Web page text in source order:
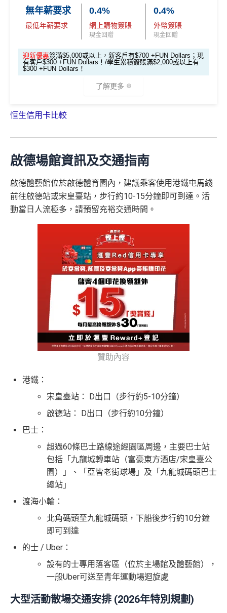
無得換里數
積分每年續期月計有效期24個月
日常簽賬回贈0.4%，唔算太吸引
*「恒生Travel+ Visa Signature卡 +FUN Dollars 獎賞計
劃」受有關條款及細則約束，回贈優惠期已延長至2026年
上 ，即可享簽賬回贈。每月額外回贈上限為$500 +FUN D
ment-and-services/chatbot-card-registration/?offer=travel
簽賬將合併計算。 合資格客戶於獲贈本台額外獎賞時，有
關指定信用卡戶口必須仍然有效及信用狀況良好，方可獲
贈有關獎賞。優惠受條款及細則約束，詳情請瀏覽恒生官
查看更多信用卡詳情及分析...
戶即可享$700 +FUN Dollars
迎舊優惠：現有恒生卡客戶都有
$300 +FUN Dollars
全日制大學/大專學生於批卡後首60日內累積簽賬滿HK
$2,000都有迎新優惠！
海外外幣簽賬可享高達 6% +FUN Dollars回贈、網上零
售簽賬可享高達5% +FUN Dollars回贈、自選簽賬類別
1% +FUN Dollars回贈
入息要求親民，學生都申請得！
網購及指定商戶、網上娛樂及網上服飾簽賬可享高達
8% +FUN Dollars
其他網購享高達5% +FUN Dollars
外幣簽賬享高達4% +FUN Dollars
無得換里數
積分每年續期月計有效期24個月
日常簽賬回贈0.4%，唔算太吸引
^「恒生MMPOWER World Mastercard 5% +FUN Dollar
s」受有關條款及細則約束，詳情請瀏覽 www.hangseng.c
om/content/dam/hase/rwd/personal/cards/pdfs/everyday_
優惠受條款及細則約束，詳情請瀏覽恒生官網
查看更多信用卡詳情及分析...
經里先生申請enJoy卡
里先生會員平台額外賞：成為新會員並經平台
申請獎賞賺額外38里賞金
全新信用卡客戶批卡後30日內簽夠HK$100，送
額外900里賞金* /HK$900Apple Gift Card/超市禮
券(3揀1)
立即申請！→MrMiles.hk/enjoy-apply
📝迎新表格：
MrMiles.hk/enjoy-form
申請後記得盡快填form先有額外獎賞㗎！
*每1里賞金≈ HK$1，可兌換FPS轉數快回贈！***2026年
4月30日或之前申請，填表呢邊：https://forms.gle/kxgn
ssv2SszCqxmp7
基本迎新：
推廣期：2026年1月2日起至2026年12月31日
發卡後首60日內，綁定enJoy卡至yuu獎賞計劃及憑卡
累積合資格零售簽賬滿HK$5,000，全新客戶可獲
積分，(相等於HK$700)；現有其他信用卡客戶
60,000 yuu積分，(相等於HK$300)！
全新客戶為現在及緊接申請日期前12個月內未曾持有任何
恒生信用卡 / 聯營卡 / 消費卡主卡之主卡申請人。 現有信
用卡客戶為現在及/ 或緊接申請日期前12個月內曾持有任
何恒生信用卡/聯營卡主卡（不包括消費卡及專享卡）之主
卡申請人。 如指定信用卡主卡及其附屬卡共用同一信用
賞時， 有關指定信用卡戶口必須仍然有效及信用狀況良
方可獲贈有關獎賞。 如客戶於申請日期前12個月內
獎賞。若客戶於開戶後13個月內取消有關信用卡戶口，並
已獲贈有關之迎新獎賞，則須繳付同等價值之金額作為手
續費。(包括恒生銀行及Mr.Miles 所提供的迎新獎賞)
容易批卡，入息要求親民
同大型積分計劃合作，於yuu合作商戶簽賬有高達額外
商戶折扣多，超市便利店食肆都有，經常有機會用到
寫到明永久免年費^！
持續地有優惠，餐飲零售入油都不時有優惠，仲會有
一日快閃折扣
代碼
無年薪要求
最低年薪要求
0.4%
網上購物簽賬
現金回贈
0.4%
外幣簽賬
現金回贈
迎新優惠簽滿$5,000或以上，新客戶有$700 +FUN Dollars；現
有客戶$300 +FUN Dollars！/學生累積簽賬滿$2,000或以上有
$300 +FUN Dollars！
了解更多
*交學費賺回贈，額外回贈上限$200 cash dollars，需登記
🎁迎新禮遇
恒生 - 大學/大專聯營信用卡迎新優惠
指定院校學生限定：
香港中文大學(👉申請連結：MrMiles.hk/hase-s
tudent-cuhk-apply)
香港城市大學(👉申請連結：MrMiles.hk/hase-s
tudent-city-apply)
香港浸會大學(👉申請連結：MrMiles.hk/hase-s
tudent-bu-apply)
香港中文大學專業進修學院(👉申請連結：
les.hk/hase-student-cuscs-apply
香港恒生大學(👉申請連結：MrMiles.hk/hase-s
tudent-hsu-apply)
全日制大學/大專學生
K$2,000或以上➜$300 +FUN Dollars
只適用於 非全日制大學/大專學生
全新信用卡客戶➜$700 +FUN Dollars
現有信用卡客戶➜$300 +FUN Dollars
交學費可享 2.4% +FUN Dollars 回贈優惠！(額外回贈
上限高達$200 +FUN dollars，需登記
7hH
)
容易批卡，學生都申請得！
新客戶享迎新享有$700 +FUN Dollars
全日制學生迎新都有$300 +FUN Dollars
恒生信用卡比較
啟德場館資訊及交通指南
啟德體藝館位於啟德體育園內，建議乘客使用港鐵屯馬綫
前往啟德站或宋皇臺站，步行約10-15分鐘即可到達。活
動當日人流極多，請預留充裕交通時間。
贊助內容
港鐵：
宋皇臺站： D出口（步行約5-10分鐘）
啟德站： D出口（步行約10分鐘）
巴士：
超過60條巴士路線途經園區周邊，主要巴士站
包括「九龍城轉車站（富豪東方酒店/宋皇臺公
園）」、「亞皆老街球場」及「九龍城碼頭巴士
總站」
渡海小輪：
北角碼頭至九龍城碼頭，下船後步行約10分鐘
即可到達
的士 / Uber：
設有的士專用落客區（位於主場館及體藝館），
一般Uber可送至青年運動場迴旋處
大型活動散場交通安排 (2026年特別規劃)